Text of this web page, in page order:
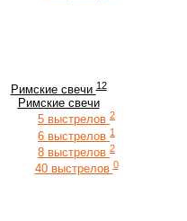
Римские свечи 12
Римские свечи
5 выстрелов 2
6 выстрелов 1
8 выстрелов 2
40 выстрелов 0